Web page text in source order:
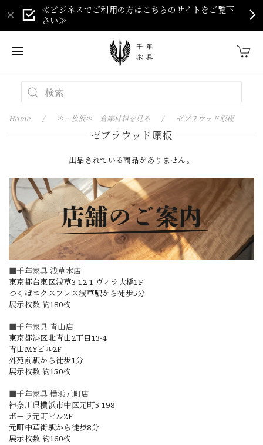
≪ビジネスでご利用の方はこちらのサイトをご覧下
さい≫
■千年家具 浅草本店
東京都台東区浅草3-12-1 ヴィラ大橋1F
つくばエクスプレス浅草駅から徒歩5分
展示枚数 約180枚
■千年家具 青山店
東京都港区北青山2丁目13-4
青山MYビル2F
外苑前駅から徒歩1分
展示枚数 約150枚
■千年家具 横浜元町店
神奈川県横浜市中区元町5-198
ポーラ元町ビル2F
元町中華街駅から徒歩8分
展示枚数 約160枚
Home ＊一枚板＊ 倉庫材料を見る ゼブラウッド原板
ゼブラウッド原板
出品されている商品がありません。